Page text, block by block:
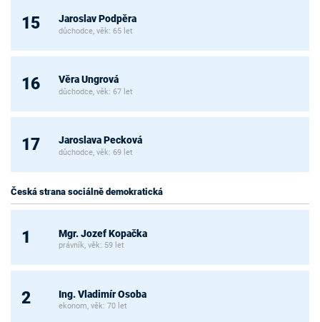
15 Jaroslav Podpěra
důchodce, věk: 65 let
16 Věra Ungrová
důchodce, věk: 67 let
17 Jaroslava Pecková
důchodce, věk: 69 let
Česká strana sociálně demokratická
1 Mgr. Jozef Kopačka
právník, věk: 59 let
2 Ing. Vladimír Osoba
ekonom, věk: 70 let